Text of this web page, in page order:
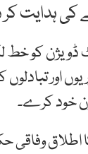
کی ہدایت
خود کرے۔
وفاقی